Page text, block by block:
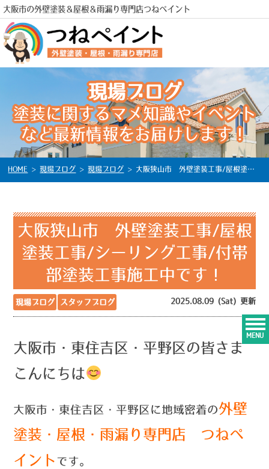
大阪市の外壁塗装＆屋根＆雨漏り専門店つねペイント
電話
MENU
現場ブログ
塗装に関するマメ知識やイベント
など最新情報をお届けします！
HOME >現場ブログ >現場ブログ > 大阪狭山市 外壁塗装工事/屋根塗装工事/シーリング工事/付帯部塗装工事施工中です！
大阪狭山市 外壁塗装工事/屋根
塗装工事/シーリング工事/付帯
部塗装工事施工中です！
現場ブログ スタッフブログ 2025.08.09 (Sat) 更新
大阪市・東住吉区・平野区の皆さま
こんにちは
大阪市・東住吉区・平野区に地域密着の外壁
塗装・屋根・雨漏り専門店 つねペ
イント です。